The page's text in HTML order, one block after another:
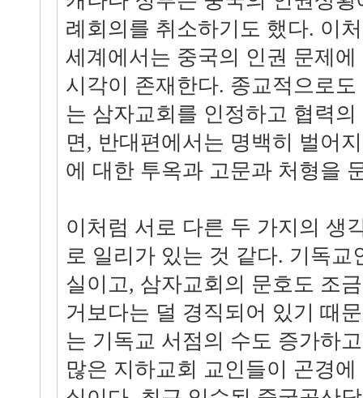
례회의를 취소하기도 했다. 이
세계에서는 중국의 인권 문제
시각이 존재한다. 종교적으로
는 삼자교회를 인정하고 협력
면, 반대편에서는 명백히 벌어
에 대한 투옥과 고문과 처형을
이처럼 서로 다른 두 가지의 생
로 일리가 있는 것 같다. 기독교
실이고, 삼자교회의 문호도 조
거보다는 덜 경직되어 있기 때
는 기독교 서점의 수도 증가하
많은 지하교회 교인들이 곤경